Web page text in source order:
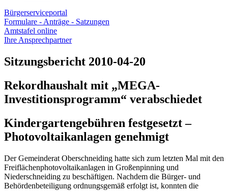
Bürgerserviceportal
Formulare - Anträge - Satzungen
Amtstafel online
Ihre Ansprechpartner
Sitzungsbericht 2010-04-20
Rekordhaushalt mit „MEGA-
Investitionsprogramm“ verabschiedet
Kindergartengebühren festgesetzt –
Photovoltaikanlagen genehmigt
Der Gemeinderat Oberschneiding hatte sich zum letzten Mal mit den
Freiflächenphotovoltaikanlagen in Großenpinning und
Niederschneiding zu beschäftigen. Nachdem die Bürger- und
Behördenbeteiligung ordnungsgemäß erfolgt ist, konnten die